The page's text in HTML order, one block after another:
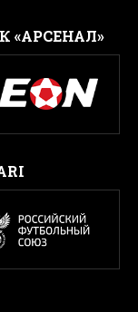
«АРСЕНАЛ»